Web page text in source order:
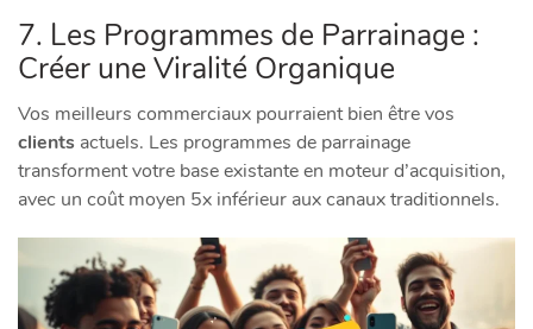
7. Les Programmes de Parrainage :
Créer une Viralité Organique
Vos meilleurs commerciaux pourraient bien être vos
clients actuels. Les programmes de parrainage
transforment votre base existante en moteur d’acquisition,
avec un coût moyen 5x inférieur aux canaux traditionnels.